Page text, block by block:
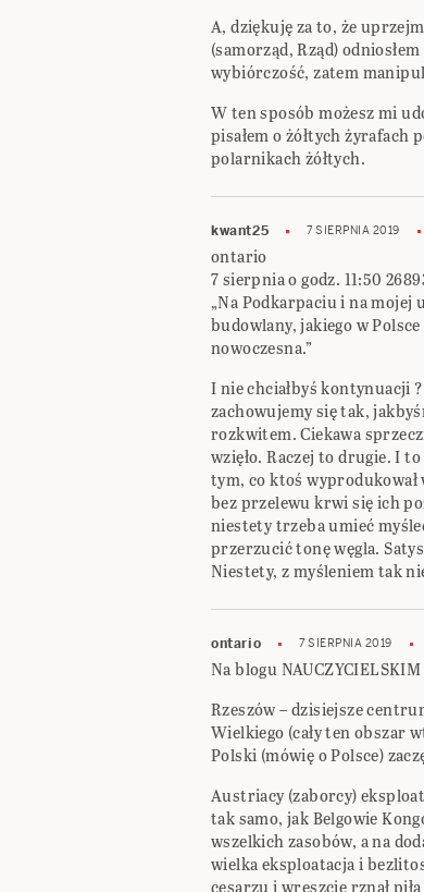
A, dziękuję za to, że
(samorząd, Rząd)
wybiórczość, zatem
W ten sposób możesz mi
pisałem o żółtych żyrafach
polarnikach żółtych.
kwant25 7 SIERPNIA 2019
ontario
7 sierpnia o godz. 11:50
„Na Podkarpaciu i na mojej
budowlany, jakiego w
nowoczesna.”
I nie chciałbyś kontynuacji
zachowujemy się tak,
rozkwitem. Ciekawa
wzięło. Raczej to drugie. I
tym, co ktoś
bez przelewu krwi się ich
niestety trzeba umieć
przerzucić tonę węgla.
Niestety, z myśleniem tak
ontario 7 SIERPNIA 2019
Na blogu
Rzeszów – dzisiejsze
Wielkiego (cały ten obszar
Polski (mówię o Polsce)
Austriacy (zaborcy)
tak samo, jak Belgowie
wszelkich zasobów, a na
wielka eksploatacja i